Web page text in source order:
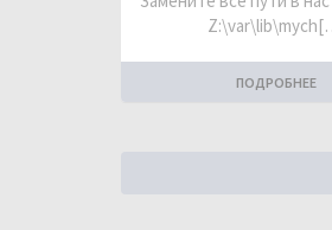
ПОДРОБНЕЕ